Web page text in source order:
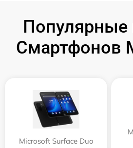
Популярные
Смартфонов
Microsoft Surface Duo